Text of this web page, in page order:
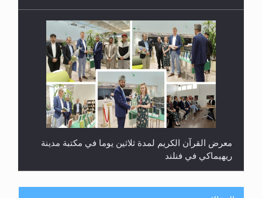
معرض القرآن الكريم لمدة ثلاثين يوما في مكتبة مدينة
ريهيماكي في فنلند